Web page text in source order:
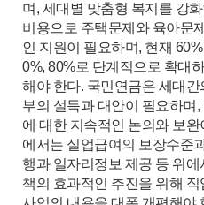
며, 세대별 맞춤형 복지를 강
비용으로 주택문제와 육아문
인 지원이 필요하며, 현재
0%, 80%로 단계적으로 확대
해야 한다. 국민연금은 세대
부의 설득과 대안이 필요하며
에 대한 지속적인 논의와 보
에서는 실업급여의 보장수준
행과 일자리정보 제공 등 위
책의 효과적인 추진을 위해